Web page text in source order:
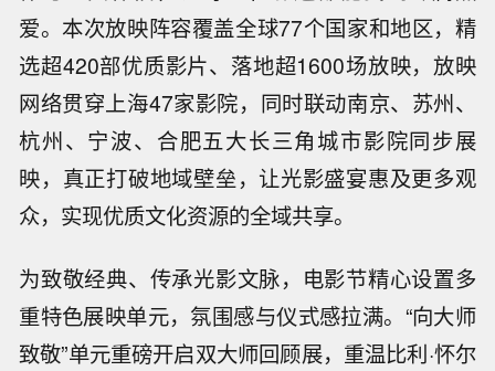
爱。本次放映阵容覆盖全球77个国家和地区，精
选超420部优质影片、落地超1600场放映，放映
网络贯穿上海47家影院，同时联动南京、苏州、
杭州、宁波、合肥五大长三角城市影院同步展
映，真正打破地域壁垒，让光影盛宴惠及更多观
众，实现优质文化资源的全域共享。
为致敬经典、传承光影文脉，电影节精心设置多
重特色展映单元，氛围感与仪式感拉满。“向大师
致敬”单元重磅开启双大师回顾展，重温比利·怀尔